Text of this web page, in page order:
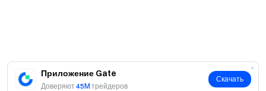
Приложение Gate
Доверяют45M трейдеров
Скачать